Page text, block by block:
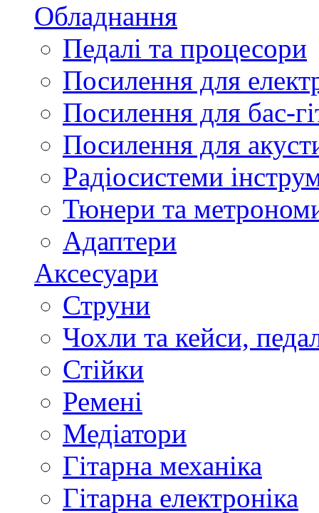
Обладнання
Педалі та процесори
Посилення для
Посилення для бас-
Посилення для
Радіосистеми
Тюнери та
Адаптери
Аксесуари
Струни
Чохли та кейси,
Стійки
Ремені
Медіатори
Гітарна механіка
Гітарна електроніка